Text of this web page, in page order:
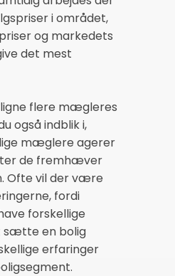
i området,
og markedets
det mest
flere mægleres
også indblik i,
mæglere agerer
de fremhæver
Ofte vil der være
fordi
forskellige
sætte en bolig
erfaringer